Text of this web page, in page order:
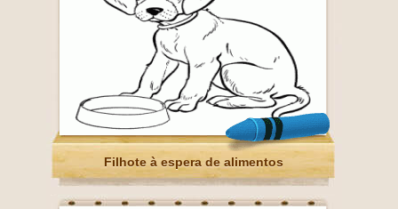
Filhote à espera de alimentos